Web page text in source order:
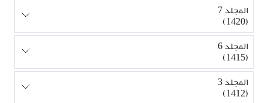
المجلد 7
(1420)
المجلد 6
(1415)
المجلد 3
(1412)